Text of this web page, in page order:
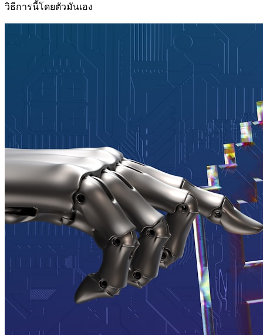
วิธีการนี้โดยตัวมันเอง